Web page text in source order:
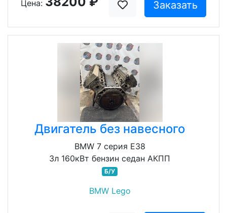
Цена: Заказать
Двигатель без навесного
BMW 7 серия E38
3л 160кВт бензин седан АКПП
Б/У
BMW Lego